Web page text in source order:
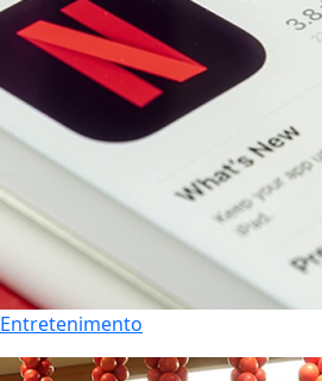
Entretenimento